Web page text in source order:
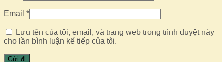
Email *
Lưu tên của tôi, email, và trang web trong trình duyệt này
cho lần bình luận kế tiếp của tôi.